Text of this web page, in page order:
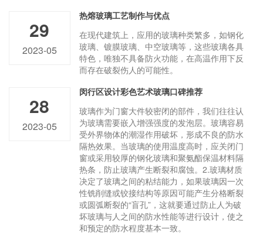
29
2023-05
热熔玻璃工艺制作与优点
在现代建筑上，应用的玻璃种类繁多，如钢化
玻璃、镀膜玻璃、中空玻璃等，这些玻璃各具
特色，唯独不具备防火功能，在高温作用下反
而存在破裂伤人的可能性。
28
2023-05
闵行区设计彩色艺术玻璃口碑推荐
玻璃作为门窗大件较密闭的部件，我们往往认
为玻璃需要嵌入增强强度的发泡层。玻璃容易
受外界物体的潮湿作用破坏，形成不良的防水
隔热效果。当玻璃的使用温度高时，应关闭门
窗或采用较厚的钢化玻璃和聚氨酯保温材料隔
热条，防止玻璃产生断裂和腐蚀。2.玻璃材质
决定了玻璃之间的粘结能力，如果玻璃因一次
性铣削缝或铰接结构等原因可能产生分格断裂
或圆弧断裂的“盲孔”，这就要通过防止人为破
坏玻璃与人之间的防水性能等进行设计，使之
和预定的防水程度基本一致。